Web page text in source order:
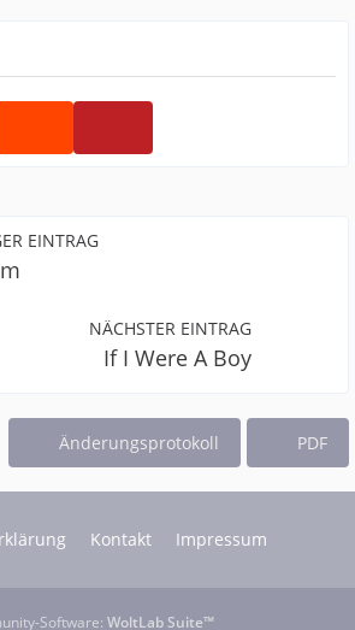
EINTRAG
NÄCHSTER EINTRAG
If I Were A Boy
Änderungsprotokoll PDF
Kontakt Impressum
Software: WoltLab Suite™